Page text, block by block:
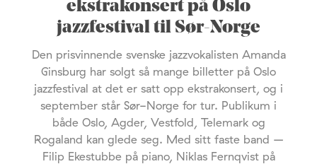
ekstrakonsert på Oslo
jazzfestival til Sør-Norge
Den prisvinnende svenske jazzvokalisten Amanda
Ginsburg har solgt så mange billetter på Oslo
jazzfestival at det er satt opp ekstrakonsert, og i
september står Sør-Norge for tur. Publikum i
både Oslo, Agder, Vestfold, Telemark og
Rogaland kan glede seg. Med sitt faste band –
Filip Ekestubbe på piano, Niklas Fernqvist på